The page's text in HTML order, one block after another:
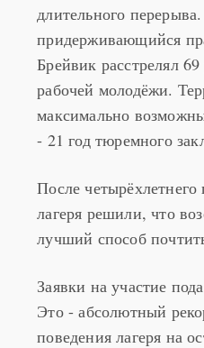
длительного
придерживающийся
Брейвик расстрелял
рабочей молодёжи.
максимально
- 21 год тюремного
После
лагеря решили, что
лучший способ
Заявки на участие
Это - абсолютный
поведения лагеря на